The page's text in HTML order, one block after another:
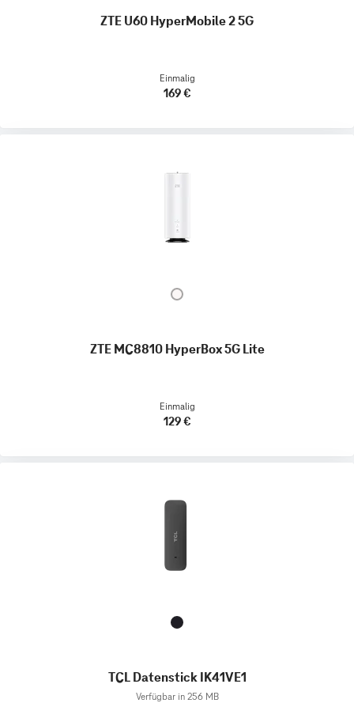
ZTE U60 HyperMobile 2 5G
Einmalig
169 €
ZTE MC8810 HyperBox 5G Lite
Einmalig
129 €
TCL Datenstick IK41VE1
Verfügbar in 256 MB